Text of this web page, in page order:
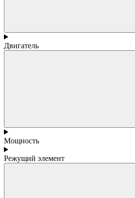
Двигатель
Мощность
Режущий элемент